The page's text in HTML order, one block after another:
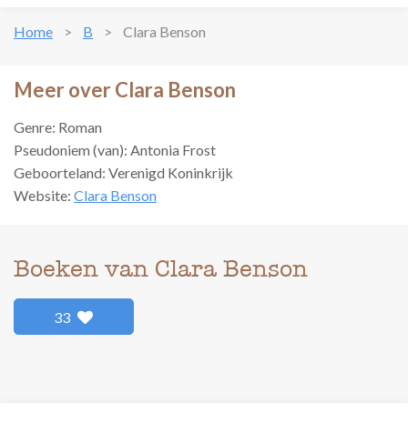
Home B Clara Benson
Meer over Clara Benson
Genre: Roman
Pseudoniem (van): Antonia Frost
Geboorteland: Verenigd Koninkrijk
Website: Clara Benson
Boeken van Clara Benson
33